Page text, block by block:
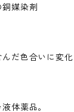
媒染剤
だ色合いに変化
体薬品。